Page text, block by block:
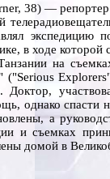
38) —
экспедицию
в ходе которой
на съемках
("Serious
Доктор,
однако спасти
а
и съемках
домой в